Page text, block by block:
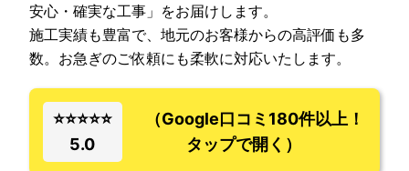
安心・確実な工事」をお届けします。
施工実績も豊富で、地元のお客様からの高評価も多
数。お急ぎのご依頼にも柔軟に対応いたします。
⭐⭐⭐⭐⭐
5.0
（Google口コミ180件以上！
タップで開く）